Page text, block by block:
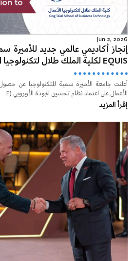
Jun 2, 2026
إنجاز أكاديمي عالمي جديد للأميرة
EQUIS لكلية الملك طلال لتكنولوجيا الأعمال
أعلنت جامعة الأميرة سمية للتكنولوجيا عن
الأعمال على اعتماد نظام تحسين الجودة الأوروبي (E...
إقرأ المزيد